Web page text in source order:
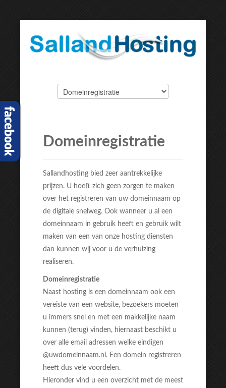
EXPOSE FRAMEWORK FOR JOOMLA 2.5 AND 3.0+
Domeinregistratie
Sallandhosting bied zeer aantrekkelijke
prijzen. U hoeft zich geen zorgen te maken
over het registreren van uw domeinnaam op
de digitale snelweg. Ook wanneer u al een
domeinnaam in gebruik heeft en gebruik wilt
maken van een van onze hosting diensten
dan kunnen wij voor u de verhuizing
realiseren.
Domeinregistratie
Naast hosting is een domeinnaam ook een
vereiste van een website, bezoekers moeten
u immers snel en met een makkelijke naam
kunnen (terug) vinden, hiernaast beschikt u
over alle email adressen welke eindigen
@uwdomeinnaam.nl. Een domein registreren
heeft dus vele voordelen.
Hieronder vind u een overzicht met de meest